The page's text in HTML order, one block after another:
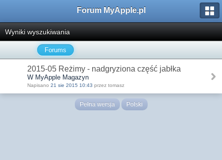
Forum MyApple.pl
Wyniki wyszukiwania
Forums
2015-05 Reżimy - nadgryziona część jabłka
W MyApple Magazyn
Napisano 21 sie 2015 10:43 przez tomasz
Pełna wersja Polski